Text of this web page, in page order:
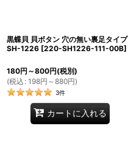
黒蝶貝 貝ボタン 穴の無い裏足タイプ
SH-1226 [220-SH1226-111-00B]
180円 ～800円(税別)
(税込 : 198円 ～880円)
3件
カートに入れる